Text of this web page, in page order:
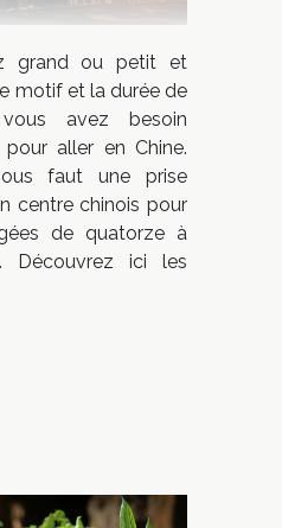
grand ou petit et
motif et la durée de
avez besoin
pour aller en Chine.
faut une prise
centre chinois pour
de quatorze à
Découvrez ici les